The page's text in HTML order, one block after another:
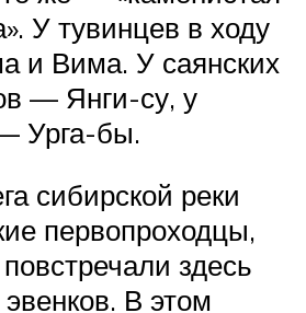
У тувинцев в ходу
и Вима. У саянских
— Янги-су, у
Урга-бы.
сибирской реки
первопроходцы,
здесь
В этом